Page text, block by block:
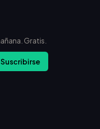
Gratis.
Suscribirse